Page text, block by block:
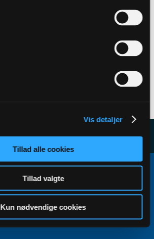
Vis detaljer
Tillad alle cookies
Tillad valgte
Kun nødvendige cookies
0
Copyright ©2000 - 2026, Jelsoft Enterprises Ltd.
All times are GMT+1. This page was generated at 23:10.